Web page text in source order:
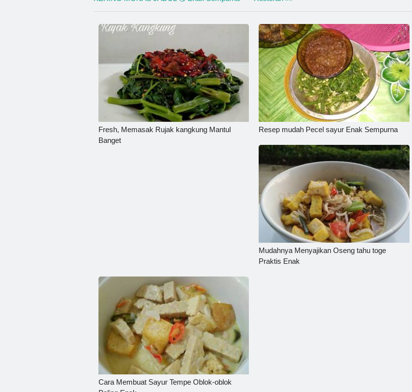
Fresh, Memasak Rujak kangkung Mantul
Banget
Resep mudah Pecel sayur Enak Sempurna
Mudahnya Menyajikan Oseng tahu toge
Praktis Enak
Cara Membuat Sayur Tempe Oblok-oblok